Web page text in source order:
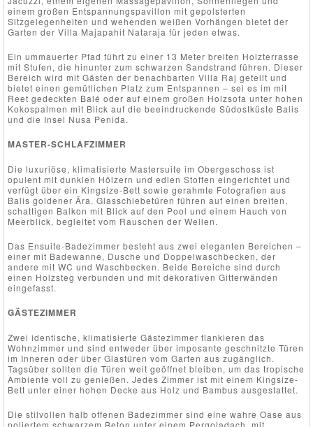
einem großen Entspannungspavillon mit gepolsterten
Sitzgelegenheiten und wehenden weißen Vorhängen bietet der
Garten der Villa Majapahit Nataraja für jeden etwas.
Ein ummauerter Pfad führt zu einer 13 Meter breiten Holzterrasse
mit Stufen, die hinunter zum schwarzen Sandstrand führen. Dieser
Bereich wird mit Gästen der benachbarten Villa Raj geteilt und
bietet einen gemütlichen Platz zum Entspannen – sei es im mit
Reet gedeckten Balé oder auf einem großen Holzsofa unter hohen
Kokospalmen mit Blick auf die beeindruckende Südostküste Balis
und die Insel Nusa Penida.
MASTER-SCHLAFZIMMER
Die luxuriöse, klimatisierte Mastersuite im Obergeschoss ist
opulent mit dunklen Hölzern und edlen Stoffen eingerichtet und
verfügt über ein Kingsize-Bett sowie gerahmte Fotografien aus
Balis goldener Ära. Glasschiebetüren führen auf einen breiten,
schattigen Balkon mit Blick auf den Pool und einem Hauch von
Meerblick, begleitet vom Rauschen der Wellen.
Das Ensuite-Badezimmer besteht aus zwei eleganten Bereichen –
einer mit Badewanne, Dusche und Doppelwaschbecken, der
andere mit WC und Waschbecken. Beide Bereiche sind durch
einen Holzsteg verbunden und mit dekorativen Gitterwänden
eingefasst.
GÄSTEZIMMER
Zwei identische, klimatisierte Gästezimmer flankieren das
Wohnzimmer und sind entweder über imposante geschnitzte Türen
im Inneren oder über Glastüren vom Garten aus zugänglich.
Tagsüber sollten die Türen weit geöffnet bleiben, um das tropische
Ambiente voll zu genießen. Jedes Zimmer ist mit einem Kingsize-
Bett unter einer hohen Decke aus Holz und Bambus ausgestattet.
Die stilvollen halb offenen Badezimmer sind eine wahre Oase aus
poliertem schwarzem Beton unter einem Pergoladach, mit